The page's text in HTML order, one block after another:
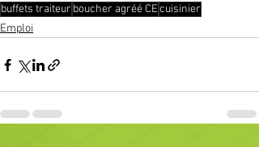
buffets traiteur boucher agréé CEcuisinier
Emploi